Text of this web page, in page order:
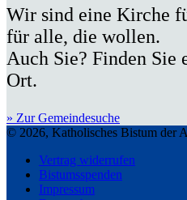
Wir sind eine Kirche
für alle, die wollen.
Auch Sie? Finden Sie
Ort.
» Zur Gemeindesuche
© 2026, Katholisches Bistum der
Vertrag widerrufen
Bistumsspenden
Impressum